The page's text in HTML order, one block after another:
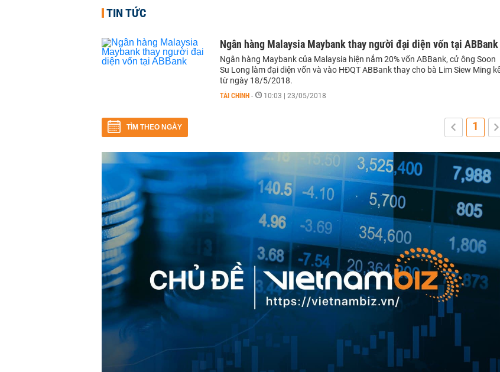
TIN TỨC
Ngân hàng Malaysia Maybank thay người đại diện vốn tại ABBank
Ngân hàng Maybank của Malaysia hiện nắm 20% vốn ABBank, cử ông Soon
Su Long làm đại diện vốn và vào HĐQT ABBank thay cho bà Lim Siew Ming
từ ngày 18/5/2018.
TÀI CHÍNH - 10:03 | 23/05/2018
TÌM THEO NGÀY 1